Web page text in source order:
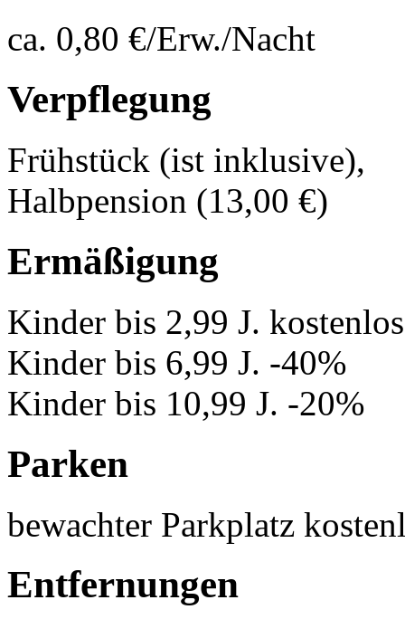
ca. 0,80 €/Erw./Nacht
Verpflegung
Frühstück (ist inklusive),
Halbpension (13,00 €)
Ermäßigung
Kinder bis 2,99 J.
Kinder bis 6,99 J. -40%
Kinder bis 10,99 J. -20%
Parken
bewachter Parkplatz
Entfernungen